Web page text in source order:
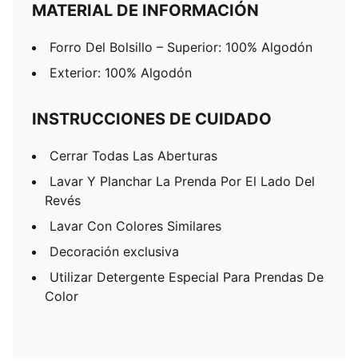
MATERIAL DE INFORMACIÓN
Forro Del Bolsillo – Superior: 100% Algodón
Exterior: 100% Algodón
INSTRUCCIONES DE CUIDADO
Cerrar Todas Las Aberturas
Lavar Y Planchar La Prenda Por El Lado Del
Revés
Lavar Con Colores Similares
Decoración exclusiva
Utilizar Detergente Especial Para Prendas De
Color